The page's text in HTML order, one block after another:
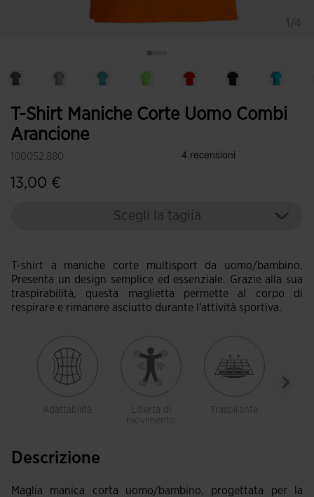
T-Shirt Maniche Corte Uomo Combi
Arancione
100052.880
13,00 €
Scegli la taglia
T-shirt a maniche corte multisport da uomo/bambino.
Presenta un design semplice ed essenziale. Grazie alla sua
traspirabilità, questa maglietta permette al corpo di
respirare e rimanere asciutto durante l'attività sportiva.
Adattabilità
Libertà di
movimento
Traspirante
Descrizione
Maglia manica corta uomo/bambino, progettata per la